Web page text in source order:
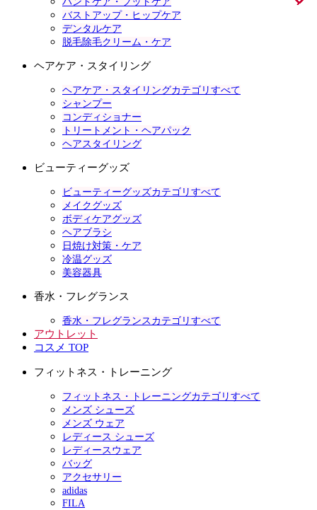
バストアップ・ヒップケア
デンタルケア
脱毛除毛クリーム・ケア
ヘアケア・スタイリング
ヘアケア・スタイリングカテゴリすべて
シャンプー
コンディショナー
トリートメント・ヘアパック
ヘアスタイリング
ビューティーグッズ
ビューティーグッズカテゴリすべて
メイクグッズ
ボディケアグッズ
ヘアブラシ
日焼け対策・ケア
冷温グッズ
美容器具
香水・フレグランス
香水・フレグランスカテゴリすべて
アウトレット
コスメ TOP
フィットネス・トレーニング
フィットネス・トレーニングカテゴリすべて
メンズ シューズ
メンズ ウェア
レディース シューズ
レディースウェア
バッグ
アクセサリー
adidas
FILA